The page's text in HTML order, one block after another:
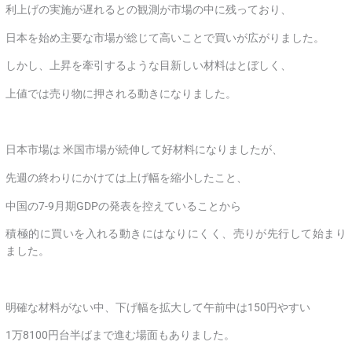
利上げの実施が遅れるとの観測が市場の中に残っており、
日本を始め主要な市場が総じて高いことで買いが広がりました。
しかし、上昇を牽引するような目新しい材料はとぼしく、
上値では売り物に押される動きになりました。
日本市場は 米国市場が続伸して好材料になりましたが、
先週の終わりにかけては上げ幅を縮小したこと、
中国の7-9月期GDPの発表を控えていることから
積極的に買いを入れる動きにはなりにくく、売りが先行して始まり
ました。
明確な材料がない中、下げ幅を拡大して午前中は150円やすい
1万8100円台半ばまで進む場面もありました。